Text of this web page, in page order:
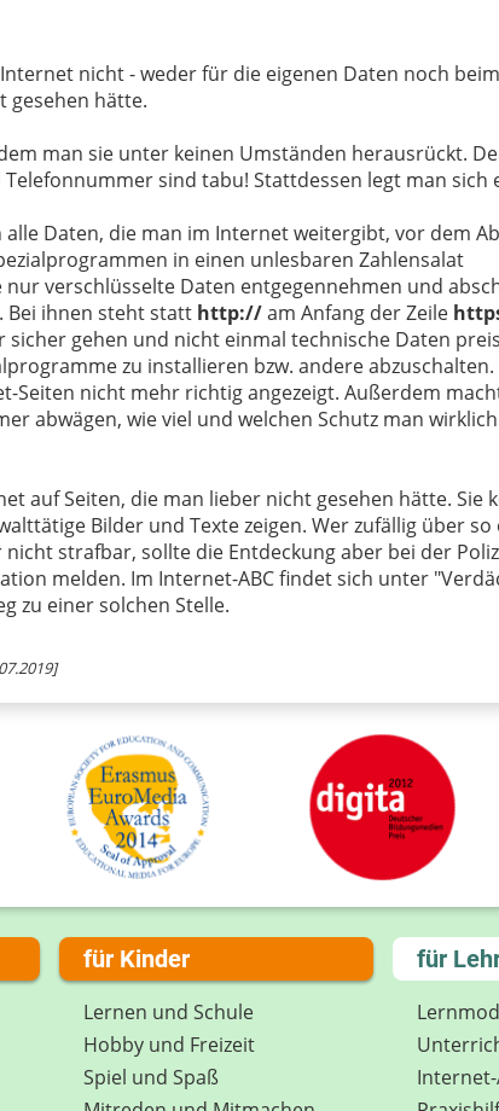
nicht - weder für die eigenen Daten noch
gesehen hätte.
man sie unter keinen Umständen herausrückt.
sind tabu! Stattdessen legt man sich
Daten, die man im Internet weitergibt, vor dem
in einen unlesbaren Zahlensalat
nur verschlüsselte Daten entgegennehmen und
Bei ihnen steht statt http://am Anfang der Zeile
sicher gehen und nicht einmal technische Daten
zu installieren bzw. andere abzuschalten.
Seiten nicht mehr richtig angezeigt. Außerdem
abwägen, wie viel und welchen Schutz man wirklich
auf Seiten, die man lieber nicht gesehen hätte. Sie
Bilder und Texte zeigen. Wer zufällig über so
strafbar, sollte die Entdeckung aber bei der
melden. Im Internet-ABC findet sich unter
zu einer solchen Stelle.
für Kinder
Lernen und Schule
Hobby und Freizeit
Spiel und Spaß
für
Internet-